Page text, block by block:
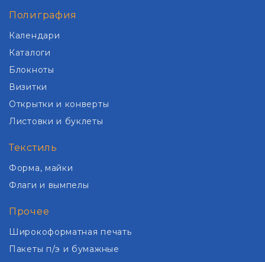
Полиграфия
Календари
Каталоги
Блокноты
Визитки
Открытки и конверты
Листовки и буклеты
Текстиль
Форма, майки
Флаги и вымпелы
Прочее
Широкоформатная печать
Пакеты п/э и бумажные